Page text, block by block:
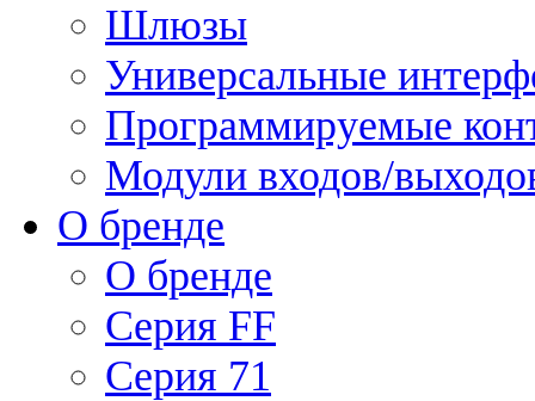
Шлюзы
Универсальные
Программируемые
Модули входов/
О бренде
О бренде
Серия FF
Серия 71